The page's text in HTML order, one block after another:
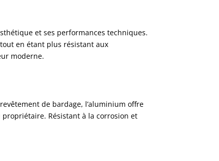
et ses performances techniques.
en étant plus résistant aux
moderne.
de bardage, l’aluminium offre
Résistant à la corrosion et